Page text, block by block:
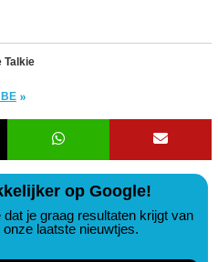
Talkie
op Google!
je graag resultaten krijgt van
laatste nieuwtjes.